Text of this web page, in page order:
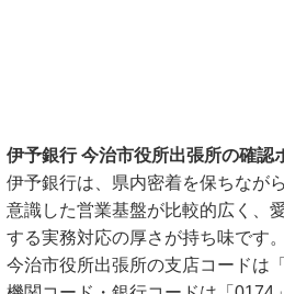
伊予銀行 今治市役所出張所の確認
伊予銀行は、県内密着を保ちなが
意識した営業基盤が比較的広く、
する実務対応の厚さが持ち味です。
今治市役所出張所の支店コードは